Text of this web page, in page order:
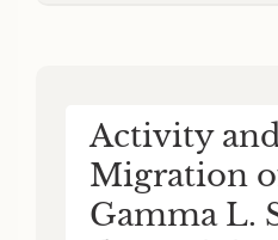
Activity
Migration
Gamma L.